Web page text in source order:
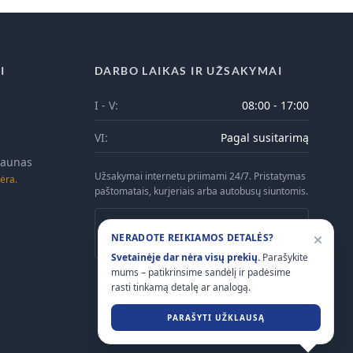
DARBO LAIKAS IR UŽSAKYMAI
I - V: 08:00 - 17:00
VI: Pagal susitarimą
Užsakymai internetu priimami 24/7. Pristatymas
paštomatais, kurjeriais arba autobusų siuntomis.
suderinus laiką telefonu.
NERADOTE REIKIAMOS DETALĖS?
Svetainėje dar nėra visų prekių. Parašykite
mums – patikrinsime sandėlį ir padėsime
rasti tinkamą detalę ar analogą.
PARAŠYTI UŽKLAUSĄ